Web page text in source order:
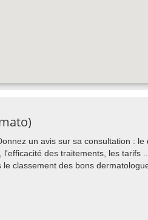
un avis sur sa consultation : le
des traitements, les tarifs
classement des bons